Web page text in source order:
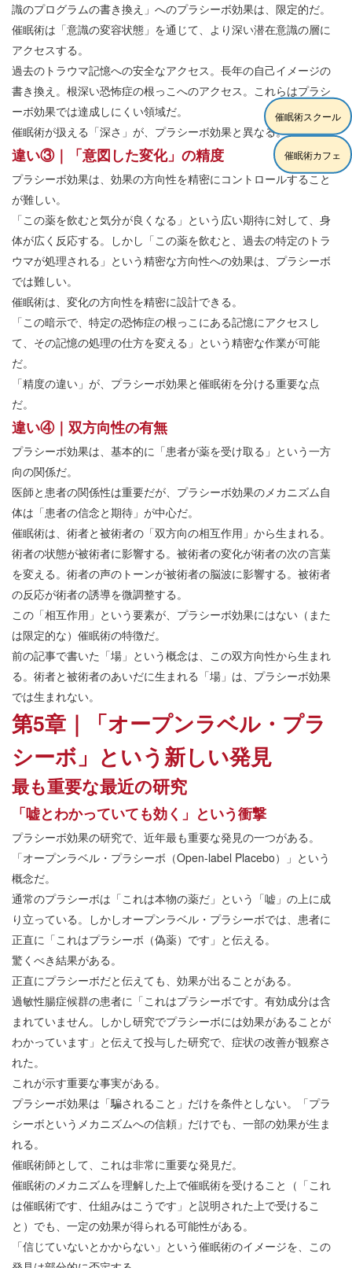
識のプログラムの書き換え」へのプラシーボ効果は、限定的だ。
催眠術は「意識の変容状態」を通じて、より深い潜在意識の層に
アクセスする。
過去のトラウマ記憶への安全なアクセス。長年の自己イメージの
書き換え。根深い恐怖症の根っこへのアクセス。これらはプラシ
ーボ効果では達成しにくい領域だ。
催眠術が扱える「深さ」が、プラシーボ効果と異なる。
違い③｜「意図した変化」の精度
プラシーボ効果は、効果の方向性を精密にコントロールすること
が難しい。
「この薬を飲むと気分が良くなる」という広い期待に対して、身
体が広く反応する。しかし「この薬を飲むと、過去の特定のトラ
ウマが処理される」という精密な方向性への効果は、プラシーボ
では難しい。
催眠術は、変化の方向性を精密に設計できる。
「この暗示で、特定の恐怖症の根っこにある記憶にアクセスし
て、その記憶の処理の仕方を変える」という精密な作業が可能
だ。
「精度の違い」が、プラシーボ効果と催眠術を分ける重要な点
だ。
違い④｜双方向性の有無
プラシーボ効果は、基本的に「患者が薬を受け取る」という一方
向の関係だ。
医師と患者の関係性は重要だが、プラシーボ効果のメカニズム自
体は「患者の信念と期待」が中心だ。
催眠術は、術者と被術者の「双方向の相互作用」から生まれる。
術者の状態が被術者に影響する。被術者の変化が術者の次の言葉
を変える。術者の声のトーンが被術者の脳波に影響する。被術者
の反応が術者の誘導を微調整する。
この「相互作用」という要素が、プラシーボ効果にはない（また
は限定的な）催眠術の特徴だ。
前の記事で書いた「場」という概念は、この双方向性から生まれ
る。術者と被術者のあいだに生まれる「場」は、プラシーボ効果
では生まれない。
第5章｜「オープンラベル・プラ
シーボ」という新しい発見
最も重要な最近の研究
「嘘とわかっていても効く」という衝撃
プラシーボ効果の研究で、近年最も重要な発見の一つがある。
「オープンラベル・プラシーボ（Open-label Placebo）」という
概念だ。
通常のプラシーボは「これは本物の薬だ」という「嘘」の上に成
り立っている。しかしオープンラベル・プラシーボでは、患者に
正直に「これはプラシーボ（偽薬）です」と伝える。
驚くべき結果がある。
正直にプラシーボだと伝えても、効果が出ることがある。
過敏性腸症候群の患者に「これはプラシーボです。有効成分は含
まれていません。しかし研究でプラシーボには効果があることが
わかっています」と伝えて投与した研究で、症状の改善が観察さ
れた。
これが示す重要な事実がある。
プラシーボ効果は「騙されること」だけを条件としない。「プラ
シーボというメカニズムへの信頼」だけでも、一部の効果が生ま
れる。
催眠術師として、これは非常に重要な発見だ。
催眠術のメカニズムを理解した上で催眠術を受けること（「これ
は催眠術です、仕組みはこうです」と説明された上で受けるこ
と）でも、一定の効果が得られる可能性がある。
「信じていないとかからない」という催眠術のイメージを、この
催眠術スクール
催眠術カフェ